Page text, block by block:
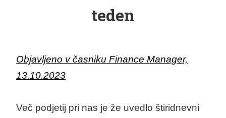
teden
Objavljeno v časniku Finance Manager,
13.10.2023
Več podjetij pri nas je že uvedlo štiridnevni